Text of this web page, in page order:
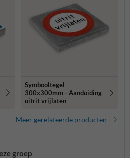
Symbooltegel
300x300mm - Aanduiding
uitrit vrijlaten
Meer gerelateerde producten
groep